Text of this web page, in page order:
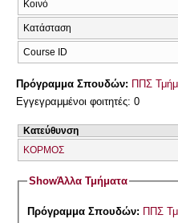
Κοινό
Κατάσταση
Course ID
Πρόγραμμα Σπουδών: ΠΠΣ
Εγγεγραμμένοι φοιτητές: 0
Κατεύθυνση
ΚΟΡΜΟΣ
ShowΆλλα Τμήματα
Πρόγραμμα Σπουδών: ΠΠΣ